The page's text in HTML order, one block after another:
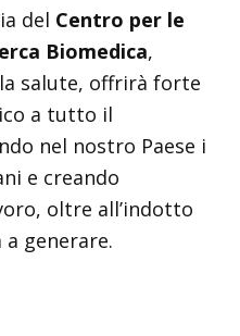
del Centro per le
Biomedica,
salute, offrirà forte
a tutto il
nel nostro Paese i
e creando
oltre all’indotto
generare.